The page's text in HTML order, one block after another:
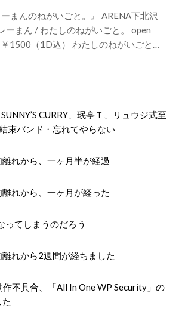
まんのねがいごと。』 ARENA下北沢
ーまん / わたしのねがいごと。 open
1500（1D込） わたしのねがいごと…
CURRY、珉亭Ｔ、リュウジ式至
束バンド・忘れてやらない
れから、一ヶ月半が経過
れから、一ヶ月が経った
てしまうのだろう
れから2週間が経ちました
不具合、「All In One WP Security」の